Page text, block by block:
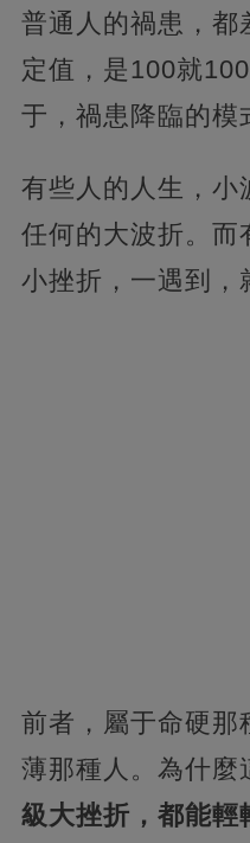
普通人的禍患，都
定值，是100就
于，禍患降臨的模
有些人的人生，小
任何的大波折。而
小挫折，一遇到，
前者，屬于命硬那
薄那種人。為什麼
級大挫折，都能輕